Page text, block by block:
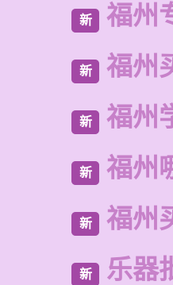
新 福州
新 福州
新 福州
新 福州
新 福州
新 乐器